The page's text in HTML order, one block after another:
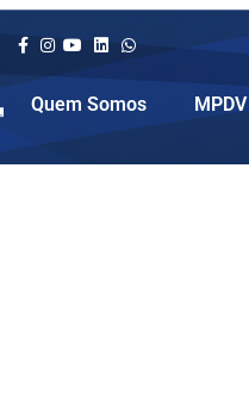
Quem Somos MPDV